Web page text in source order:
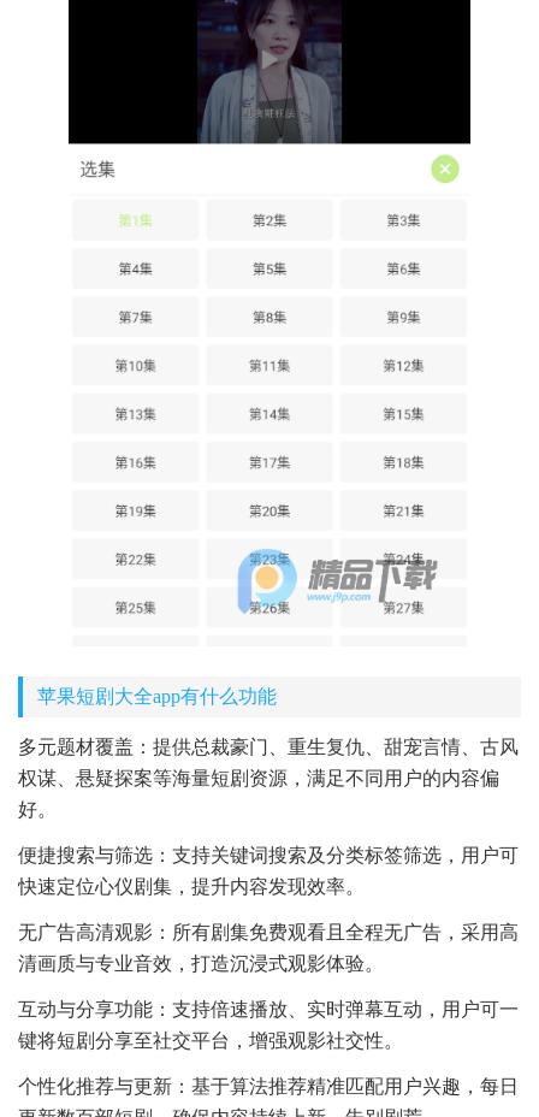
苹果短剧大全app有什么功能
多元题材覆盖：提供总裁豪门、重生复仇、甜宠言情、古风
权谋、悬疑探案等海量短剧资源，满足不同用户的内容偏
好。
便捷搜索与筛选：支持关键词搜索及分类标签筛选，用户可
快速定位心仪剧集，提升内容发现效率。
无广告高清观影：所有剧集免费观看且全程无广告，采用高
清画质与专业音效，打造沉浸式观影体验。
互动与分享功能：支持倍速播放、实时弹幕互动，用户可一
键将短剧分享至社交平台，增强观影社交性。
个性化推荐与更新：基于算法推荐精准匹配用户兴趣，每日